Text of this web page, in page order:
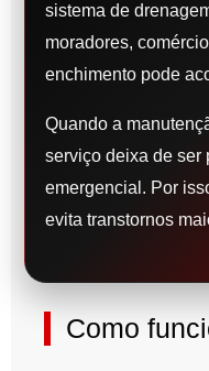
sistema de
moradores,
enchimento pode
Quando a
serviço deixa de ser
emergencial. Por
evita transtornos
Como